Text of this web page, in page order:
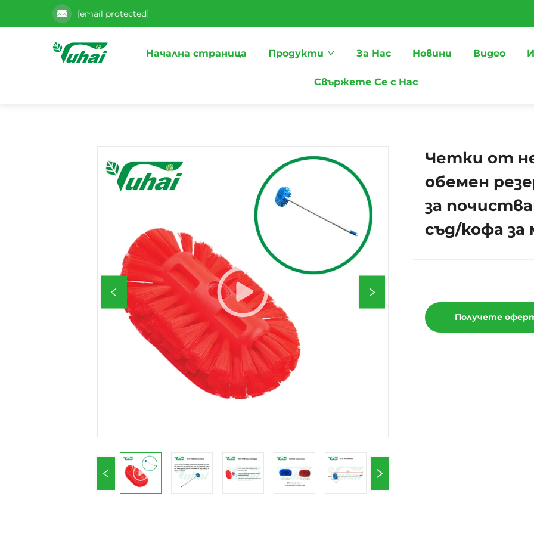
[email protected]
Начална страница Продукти За Нас Новини Видео
Свържете Се с Нас
Четки от
обемен
за
съд/кофа за
Получете